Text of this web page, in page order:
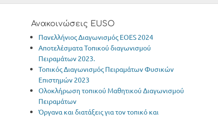
Ανακοινώσεις EUSO
Πανελλήνιος Διαγωνισμός ΕΟΕS 2024
Αποτελέσματα Τοπικού διαγωνισμού
Πειραμάτων 2023.
Τοπικός Διαγωνισμός Πειραμάτων Φυσικών
Επιστημών 2023
Oλοκλήρωση τοπικού Μαθητικού Διαγωνισμού
Πειραμάτων
Όργανα και διατάξεις για τον τοπικό και